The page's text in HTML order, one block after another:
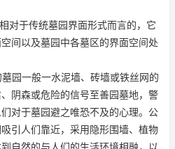
对于传统墓园界面形式而言的，它
间以及墓园中各墓区的界面空间处
园一般一水泥墙、砖墙或铁丝网的
阴森或危险的信号至善园墓地，警
对于墓园避之唯恐不及的心理。公
引人们靠近，采用隐形围墙、植物
自然的与人们的生活环境相融，以